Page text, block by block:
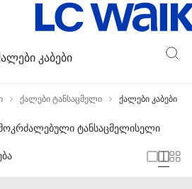
კაბები
ქალები ტანსაცმელი ქალები კაბები
ტანსაცმელისელი